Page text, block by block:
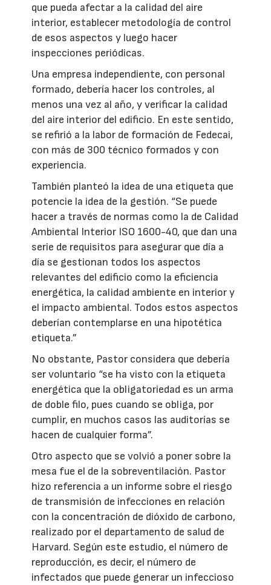
que pueda afectar a la calidad del aire
interior, establecer metodología de control
de esos aspectos y luego hacer
inspecciones periódicas.
Una empresa independiente, con personal
formado, debería hacer los controles, al
menos una vez al año, y verificar la calidad
del aire interior del edificio. En este sentido,
se refirió a la labor de formación de Fedecai,
con más de 300 técnico formados y con
experiencia.
También planteó la idea de una etiqueta que
potencie la idea de la gestión. “Se puede
hacer a través de normas como la de Calidad
Ambiental Interior ISO 1600-40, que dan una
serie de requisitos para asegurar que día a
día se gestionan todos los aspectos
relevantes del edificio como la eficiencia
energética, la calidad ambiente en interior y
el impacto ambiental. Todos estos aspectos
deberían contemplarse en una hipotética
etiqueta.”
No obstante, Pastor considera que debería
ser voluntario “se ha visto con la etiqueta
energética que la obligatoriedad es un arma
de doble filo, pues cuando se obliga, por
cumplir, en muchos casos las auditorías se
hacen de cualquier forma”.
Otro aspecto que se volvió a poner sobre la
mesa fue el de la sobreventilación. Pastor
hizo referencia a un informe sobre el riesgo
de transmisión de infecciones en relación
con la concentración de dióxido de carbono,
realizado por el departamento de salud de
Harvard. Según este estudio, el número de
reproducción, es decir, el número de
infectados que puede generar un infeccioso